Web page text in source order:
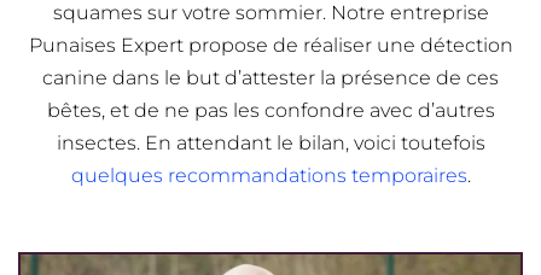
squames sur votre sommier. Notre entreprise
Punaises Expert propose de réaliser une détection
canine dans le but d’attester la présence de ces
bêtes, et de ne pas les confondre avec d’autres
insectes. En attendant le bilan, voici toutefois
quelques recommandations temporaires.